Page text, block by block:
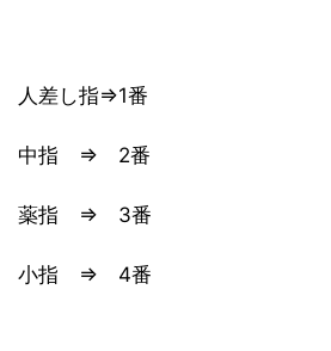
人差し指⇒1番
中指 ⇒ 2番
薬指 ⇒ 3番
小指 ⇒ 4番